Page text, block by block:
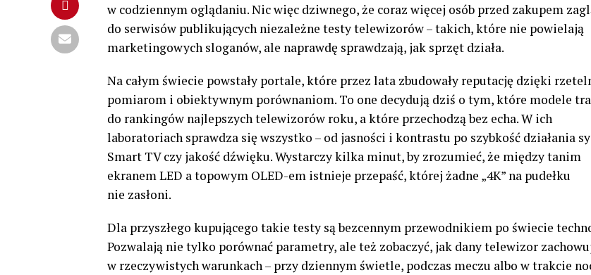
w codziennym oglądaniu. Nic więc dziwnego, że coraz więcej osób przed zakupem
do serwisów publikujących niezależne testy telewizorów – takich, które nie powielają
marketingowych sloganów, ale naprawdę sprawdzają, jak sprzęt działa.
Na całym świecie powstały portale, które przez lata zbudowały reputację dzięki
pomiarom i obiektywnym porównaniom. To one decydują dziś o tym, które modele
do rankingów najlepszych telewizorów roku, a które przechodzą bez echa. W ich
laboratoriach sprawdza się wszystko – od jasności i kontrastu po szybkość działania
Smart TV czy jakość dźwięku. Wystarczy kilka minut, by zrozumieć, że między tanim
ekranem LED a topowym OLED-em istnieje przepaść, której żadne „4K” na pudełku
nie zasłoni.
Dla przyszłego kupującego takie testy są bezcennym przewodnikiem po świecie
Pozwalają nie tylko porównać parametry, ale też zobaczyć, jak dany telewizor
w rzeczywistych warunkach – przy dziennym świetle, podczas meczu albo w trakcie